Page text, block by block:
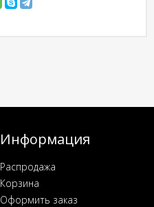
Информация
Распродажа
Корзина
Оформить заказ